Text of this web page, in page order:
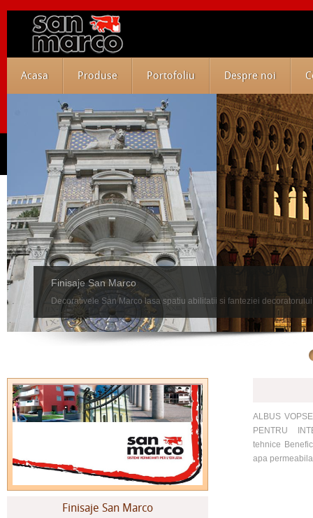
Acasa Produse Portofoliu Despre noi
Finisaje San Marco
Decorativele San Marco lasa spatiu abilitatii si fanteziei
Finisaje San Marco
ALBUS
PENTRU
tehnice
apa